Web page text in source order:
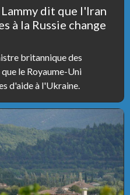
dit que l'Iran
à la Russie change
britannique des
le Royaume-Uni
d'aide à l'Ukraine.